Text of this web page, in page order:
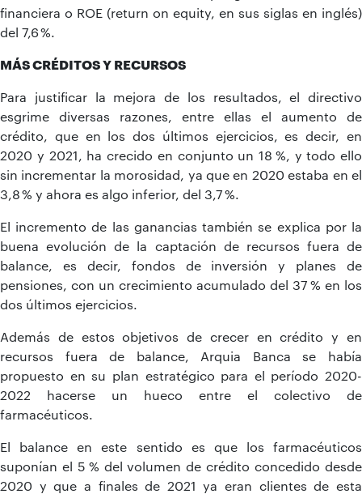
financiera o ROE (return on equity, en sus siglas en inglés)
del 7,6 %.
MÁS CRÉDITOS Y RECURSOS
Para justificar la mejora de los resultados, el directivo
esgrime diversas razones, entre ellas el aumento de
crédito, que en los dos últimos ejercicios, es decir, en
2020 y 2021, ha crecido en conjunto un 18 %, y todo ello
sin incrementar la morosidad, ya que en 2020 estaba en el
3,8 % y ahora es algo inferior, del 3,7 %.
El incremento de las ganancias también se explica por la
buena evolución de la captación de recursos fuera de
balance, es decir, fondos de inversión y planes de
pensiones, con un crecimiento acumulado del 37 % en los
dos últimos ejercicios.
Además de estos objetivos de crecer en crédito y en
recursos fuera de balance, Arquia Banca se había
propuesto en su plan estratégico para el período 2020-
2022 hacerse un hueco entre el colectivo de
farmacéuticos.
El balance en este sentido es que los farmacéuticos
suponían el 5 % del volumen de crédito concedido desde
2020 y que a finales de 2021 ya eran clientes de esta